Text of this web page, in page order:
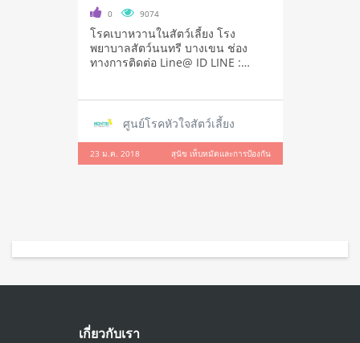
0 9074
โรคเบาหวานในสัตว์เลี้ยง โรง
พยาบาลสัตว์นนทรี บางเขน ช่อง
ทางการติดต่อ Line@ ID LINE :
ศูนย์โรคหัวใจสัตว์เลี้ยง
23 ม.ค. 2018 สุนัข เห็บหมัดและการป้องกัน
เกี่ยวกับเรา